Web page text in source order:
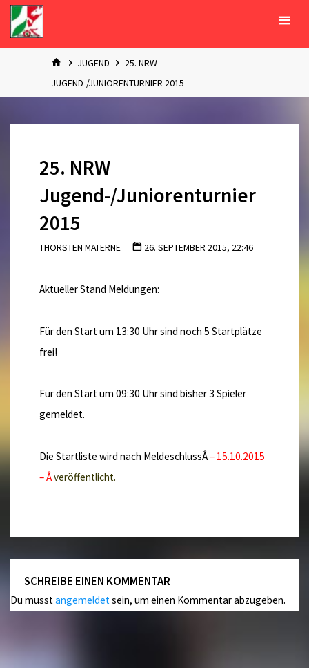
Zum
Inhalt
springen
STARTJUGEND
25. NRW
JUGEND-/JUNIORENTURNIER 2015
25. NRW
Jugend-/Juniorenturnier
2015
THORSTEN MATERNE 26. SEPTEMBER 2015, 22:46
Aktueller Stand Meldungen:
Für den Start um 13:30 Uhr sind noch 5 Startplätze
frei!
Für den Start um 09:30 Uhr sind bisher 3 Spieler
gemeldet.
Die Startliste wird nach MeldeschlussÂ– 15.10.2015
– Âveröffentlicht.
SCHREIBE EINEN KOMMENTAR
Du musstangemeldet sein, um einen Kommentar abzugeben.